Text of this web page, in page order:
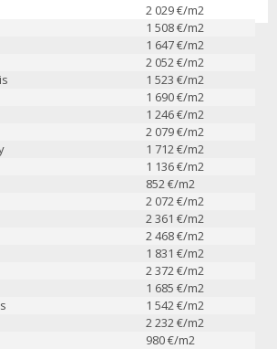
2 029€/m2
1 508€/m2
1 647€/m2
2 052 €/m2
1 523 €/m2
1 690€/m2
1 246€/m2
2 079€/m2
1 712 €/m2
1 136€/m2
852 €/m2
2 072 €/m2
2 361 €/m2
2 468€/m2
1 831 €/m2
2 372 €/m2
1 685 €/m2
1 542 €/m2
2 232 €/m2
980€/m2